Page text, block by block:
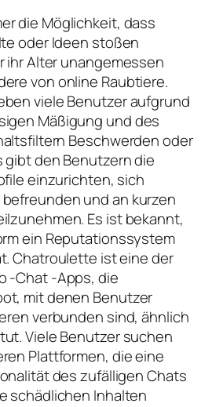
die Möglichkeit, dass
oder Ideen stoßen
ihr Alter unangemessen
von online Raubtiere.
viele Benutzer aufgrund
Mäßigung und des
Beschwerden oder
gibt den Benutzern die
einzurichten, sich
und an kurzen
Es ist bekannt,
ein Reputationssystem
Chatroulette ist eine der
-Chat -Apps, die
mit denen Benutzer
verbunden sind, ähnlich
Viele Benutzer suchen
Plattformen, die eine
des zufälligen Chats
schädlichen Inhalten